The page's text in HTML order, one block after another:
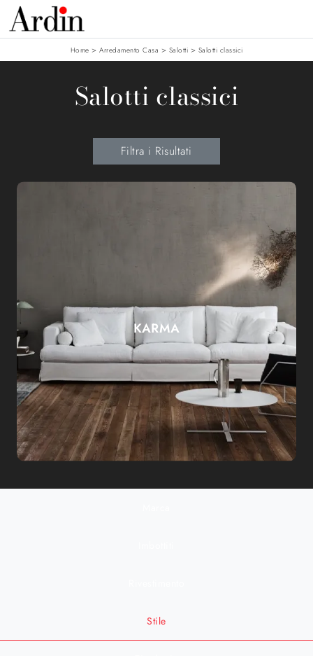
Home > Arredamento Casa > Salotti > Salotti classici
Salotti classici
Filtra i Risultati
KARMA
Stile